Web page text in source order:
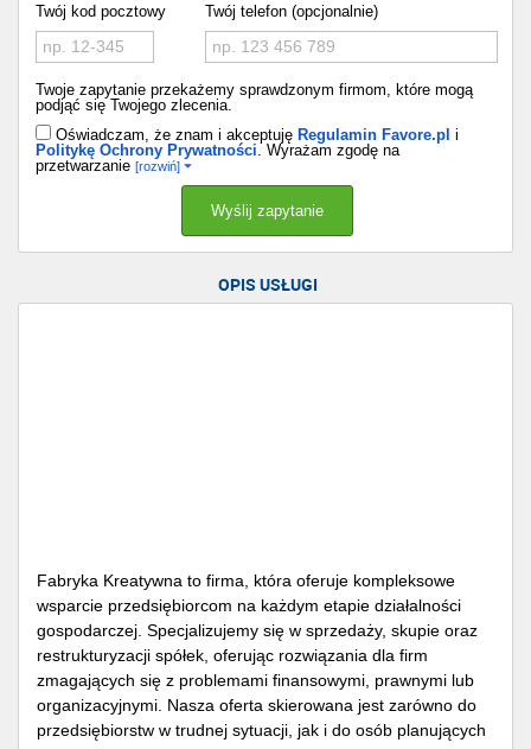
Twój kod pocztowy Twój telefon (opcjonalnie)
Twoje zapytanie przekażemy sprawdzonym firmom, które mogą
podjąć się Twojego zlecenia.
Oświadczam, że znam i akceptuję Regulamin Favore.pl i
Politykę Ochrony Prywatności . Wyrażam zgodę na
przetwarzanie [rozwiń]
OPIS USŁUGI
Fabryka Kreatywna to firma, która oferuje kompleksowe
wsparcie przedsiębiorcom na każdym etapie działalności
gospodarczej. Specjalizujemy się w sprzedaży, skupie oraz
restrukturyzacji spółek, oferując rozwiązania dla firm
zmagających się z problemami finansowymi, prawnymi lub
organizacyjnymi. Nasza oferta skierowana jest zarówno do
przedsiębiorstw w trudnej sytuacji, jak i do osób planujących